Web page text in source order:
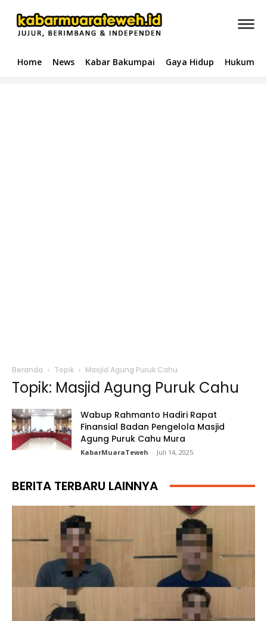
Home News Kabar Bakumpai Gaya Hidup Hukum &
Beranda Topik Masjid Agung Puruk Cahu
Topik: Masjid Agung Puruk Cahu
Wabup Rahmanto Hadiri Rapat
Finansial Badan Pengelola Masjid
Agung Puruk Cahu Mura
KabarMuaraTeweh - Juli 14, 2025
BERITA TERBARU LAINNYA